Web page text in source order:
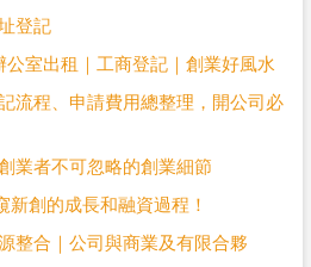
登記
室出租｜工商登記｜創業好風水
流程、申請費用總整理，開公司必
業者不可忽略的創業細節
新創的成長和融資過程！
整合｜公司與商業及有限合夥